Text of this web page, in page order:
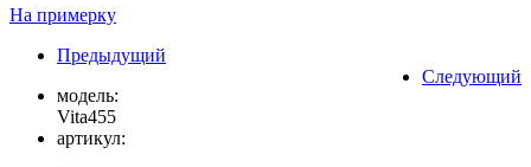
На примерку
Предыдущий
Следующий
модель:
Vita455
артикул: